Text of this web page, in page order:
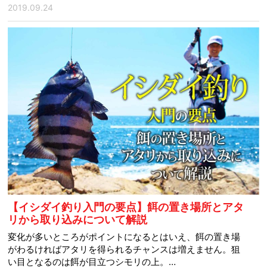
2019.09.24
【イシダイ釣り入門の要点】餌の置き場所とアタ
リから取り込みについて解説
変化が多いところがポイントになるとはいえ、餌の置き場
がわるければアタリを得られるチャンスは増えません。狙
い目となるのは餌が目立つシモリの上。…